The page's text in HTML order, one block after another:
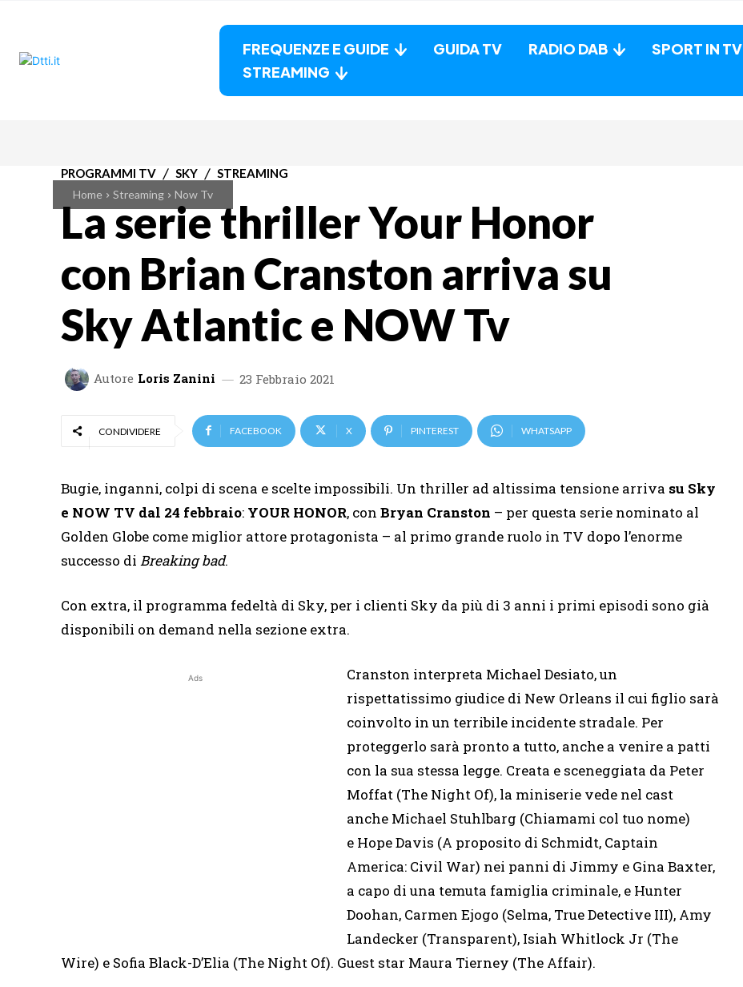
FREQUENZE E GUIDE GUIDA TV RADIO DAB SPORT IN TV
STREAMING
Home Streaming Now Tv
PROGRAMMI TV SKY STREAMING
La serie thriller Your Honor
con Brian Cranston arriva su
Sky Atlantic e NOW Tv
Autore Loris Zanini 23 Febbraio 2021
CONDIVIDERE FACEBOOK X PINTEREST WHATSAPP
Bugie, inganni, colpi di scena e scelte impossibili. Un thriller ad altissima tensione arriva su Sky
e NOW TV dal 24 febbraio: YOUR HONOR, con Bryan Cranston – per questa serie nominato al
Golden Globe come miglior attore protagonista – al primo grande ruolo in TV dopo l’enorme
successo di Breaking bad.
Con extra, il programma fedeltà di Sky, per i clienti Sky da più di 3 anni i primi episodi sono già
disponibili on demand nella sezione extra.
Ads
Cranston interpreta Michael Desiato, un
rispettatissimo giudice di New Orleans il cui figlio sarà
coinvolto in un terribile incidente stradale. Per
proteggerlo sarà pronto a tutto, anche a venire a patti
con la sua stessa legge. Creata e sceneggiata da Peter
Moffat (The Night Of), la miniserie vede nel cast
anche Michael Stuhlbarg (Chiamami col tuo nome)
e Hope Davis (A proposito di Schmidt, Captain
America: Civil War) nei panni di Jimmy e Gina Baxter,
a capo di una temuta famiglia criminale, e Hunter
Doohan, Carmen Ejogo (Selma, True Detective III), Amy
Landecker (Transparent), Isiah Whitlock Jr (The
Wire) e Sofia Black-D’Elia (The Night Of). Guest star Maura Tierney (The Affair).